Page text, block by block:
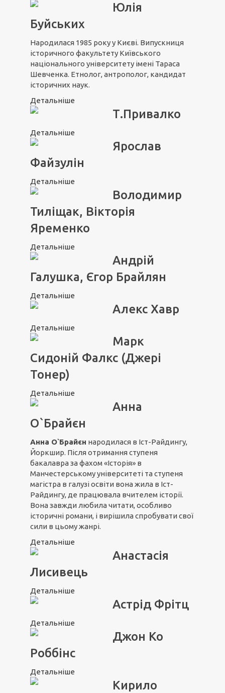
Юлія
Буйських
Народилася 1985 року у Києві. Випускниця
історичного факультету Київського
національного університету імені Тараса
Шевченка. Етнолог, антрополог, кандидат
історичних наук.
Детальніше
Т.Привалко
Детальніше
Ярослав
Файзулін
Детальніше
Володимир
Тиліщак, Вікторія
Яременко
Детальніше
Андрій
Галушка, Єгор Брайлян
Детальніше
Алекс Хавр
Детальніше
Марк
Сидоній Фалкс (Джері
Тонер)
Детальніше
Анна
О`Брайєн
Анна О`Брайєн народилася в Іст-Райдингу,
Йоркшир. Після отримання ступеня
бакалавра за фахом «Історія» в
Манчестерському університеті та ступеня
магістра в галузі освіти вона жила в Іст-
Райдингу, де працювала вчителем історії.
Вона завжди любила читати, особливо
історичні романи, і вирішила спробувати свої
сили в цьому жанрі.
Детальніше
Анастасія
Лисивець
Детальніше
Астрід Фрітц
Детальніше
Джон Ко
Роббінс
Детальніше
Кирило